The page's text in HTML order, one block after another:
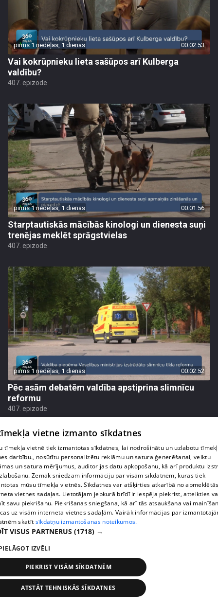
pirms 1 nedēļas, 1 dienas 00:02:53
Vai kokrūpnieku lieta sašūpos arī Kulberga
valdību?
407. epizode
pirms 1 nedēļas, 1 dienas 00:01:56
Starptautiskās mācībās kinologi un dienesta suņi
trenējas meklēt sprāgstvielas
407. epizode
pirms 1 nedēļas, 1 dienas 00:02:52
Pēc asām debatēm valdība apstiprina slimnīcu
reformu
407. epizode
pirms 1 nedēļas, 1 dienas
Barkavā sākas kapelmeistaru mācības, lai nodotu
tautas muzicēšanas prasmes nākamajām
paaudzēm
vietne izmanto sīkdatnes
tīmekļa vietnē tiek izmantotas sīkdatnes, lai nodrošinātu un uzlabotu
darbību., nosūtītu personalizētu reklāmu un satura ģenerēšanai, veiktu
un satura mērījumus, auditorijas datu apkopošanu, kā arī produktu
Zemāk sniedzam informāciju par visām sīkdatnēm, kuras tiek
mūsu tīmekļa vietnēs. Sīkdatnes var atšķirties atkarībā no
vietnes sadaļas. Lietotājam jebkurā brīdī ir iespēja piekrist, atteikties
savu piekrišanu. Piekrišanas sniegšana, kā arī tās atsaukšana vai
uz visām interneta vietnes sadaļām. Vairāk informācijas par
skatīt sīkdatņu izmantošanas noteikumos.
VISUS PARTNERUS (1718) →
IZVĒLI
PIEKRIST VISĀM SĪKDATNĒM
ATSTĀT TEHNISKĀS SĪKDATNES